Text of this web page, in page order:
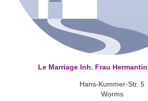
Le Marriage Inh. Frau
Hans-Kummer-Str. 5
Worms